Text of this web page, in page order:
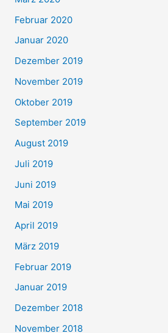
Februar 2020
Januar 2020
Dezember 2019
November 2019
Oktober 2019
September 2019
August 2019
Juli 2019
Juni 2019
Mai 2019
April 2019
März 2019
Februar 2019
Januar 2019
Dezember 2018
November 2018